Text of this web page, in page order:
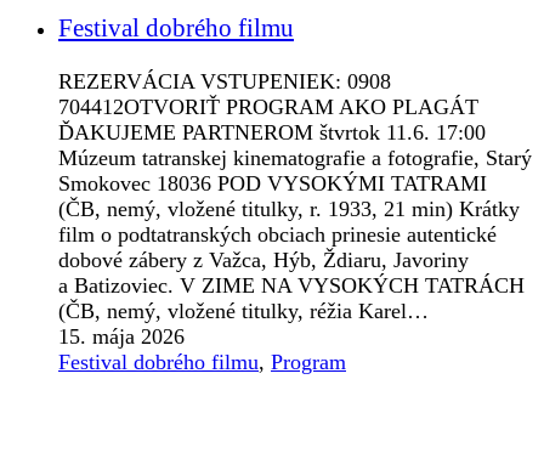
Festival dobrého filmu
REZERVÁCIA VSTUPENIEK: 0908
704412OTVORIŤ PROGRAM AKO PLAGÁT
ĎAKUJEME PARTNEROM štvrtok 11.6. 17:00
Múzeum tatranskej kinematografie a fotografie, Starý
Smokovec 18036 POD VYSOKÝMI TATRAMI
(ČB, nemý, vložené titulky, r. 1933, 21 min) Krátky
film o podtatranských obciach prinesie autentické
dobové zábery z Važca, Hýb, Ždiaru, Javoriny
a Batizoviec. V ZIME NA VYSOKÝCH TATRÁCH
(ČB, nemý, vložené titulky, réžia Karel…
15. mája 2026
Festival dobrého filmu, Program